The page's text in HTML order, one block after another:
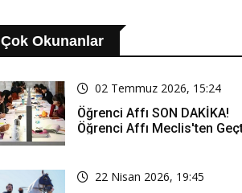
Çok Okunanlar
02 Temmuz 2026, 15:24
Öğrenci Affı SON DAKİKA!
Öğrenci Affı Meclis'ten
22 Nisan 2026, 19:45